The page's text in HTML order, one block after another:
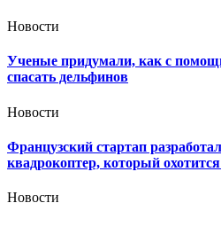
Новости
Ученые придумали, как с
спасать дельфинов
Новости
Французский стартап
квадрокоптер, который
Новости